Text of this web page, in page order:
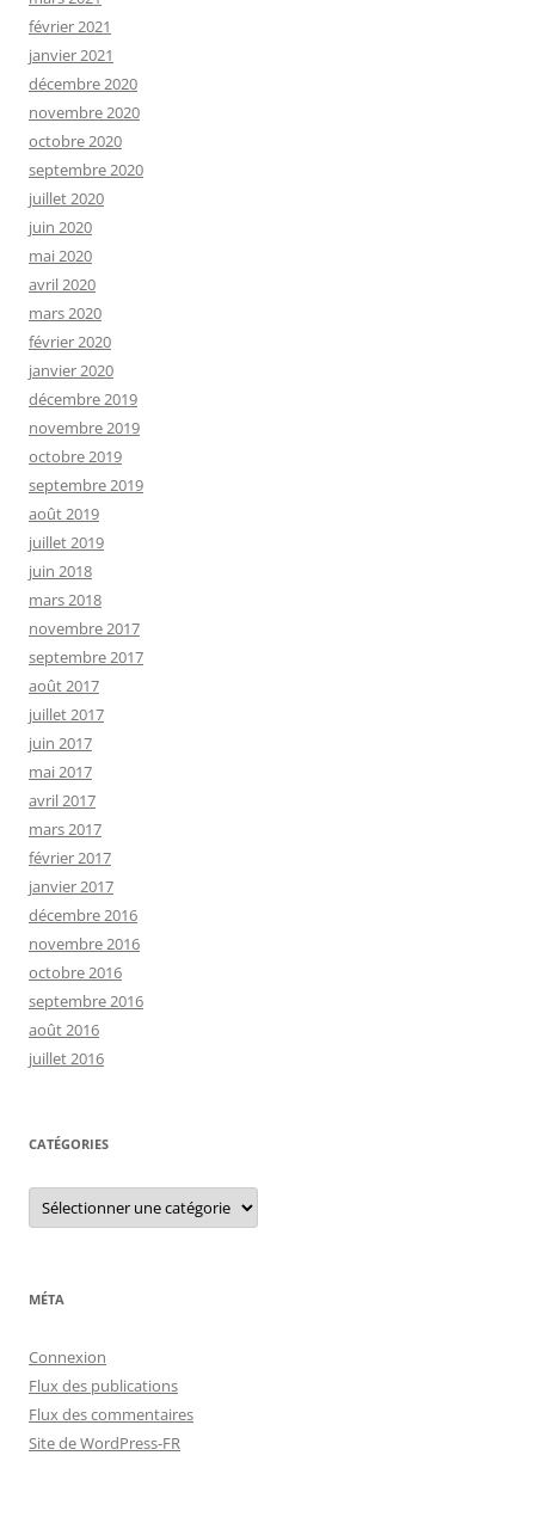
février 2021
janvier 2021
décembre 2020
novembre 2020
octobre 2020
septembre 2020
juillet 2020
juin 2020
mai 2020
avril 2020
mars 2020
février 2020
janvier 2020
décembre 2019
novembre 2019
octobre 2019
septembre 2019
août 2019
juillet 2019
juin 2018
mars 2018
novembre 2017
septembre 2017
août 2017
juillet 2017
juin 2017
mai 2017
avril 2017
mars 2017
février 2017
janvier 2017
décembre 2016
novembre 2016
octobre 2016
septembre 2016
août 2016
juillet 2016
CATÉGORIES
C
t
r
i
MÉTA
Connexion
Flux des publications
Flux des commentaires
Site de WordPress-FR